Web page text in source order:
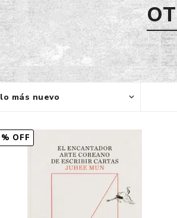
Shojo
Seinen
Josei
Yaoi / BL
Subcategoría
OFF